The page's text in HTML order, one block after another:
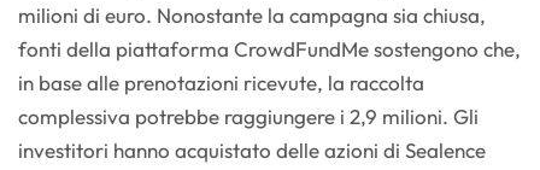
milioni di euro. Nonostante la campagna sia chiusa,
fonti della piattaforma CrowdFundMe sostengono che,
in base alle prenotazioni ricevute, la raccolta
complessiva potrebbe raggiungere i 2,9 milioni. Gli
investitori hanno acquistato delle azioni di Sealence